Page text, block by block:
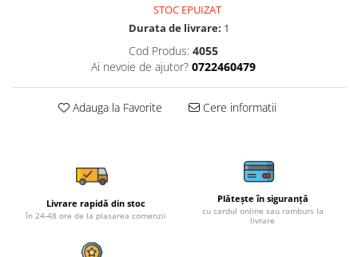
STOC EPUIZAT
Durata de livrare: 1
Cod Produs: 4055
Ai nevoie de ajutor? 0722460479
Adauga la Favorite Cere informatii
Livrare rapidă din stoc
în 24-48 ore de la plasarea comenzii
Plătește în siguranță
cu cardul online sau ramburs la
livrare